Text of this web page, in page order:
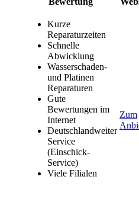
Kurze
Reparaturzeiten
Schnelle
Abwicklung
Wasserschaden-
und Platinen
Reparaturen
Gute
Bewertungen im
Internet
Deutschlandweiter
Service
(Einschick-
Service)
Viele Filialen
Zum